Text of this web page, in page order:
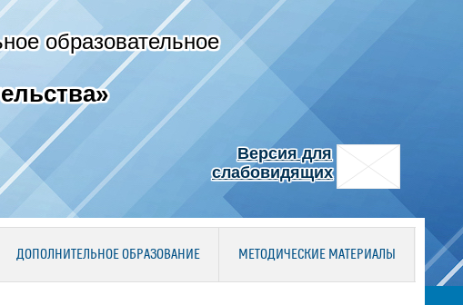
образовательное
Версия для
слабовидящих
ДОПОЛНИТЕЛЬНОЕ ОБРАЗОВАНИЕ МЕТОДИЧЕСКИЕ МАТЕРИАЛЫ